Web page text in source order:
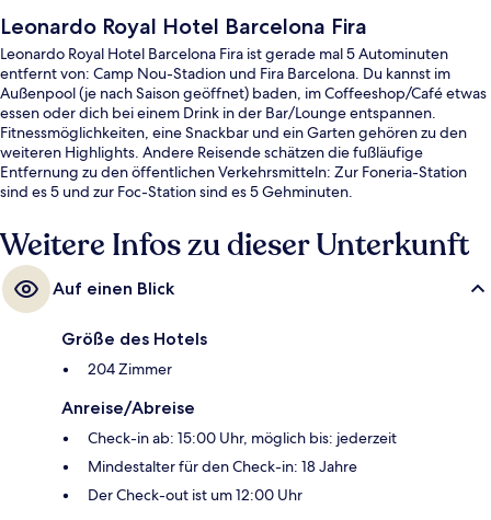
Leonardo Royal Hotel Barcelona Fira
Leonardo Royal Hotel Barcelona Fira ist gerade mal 5 Autominuten
entfernt von: Camp Nou-Stadion und Fira Barcelona. Du kannst im
Außenpool (je nach Saison geöffnet) baden, im Coffeeshop/Café etwas
essen oder dich bei einem Drink in der Bar/Lounge entspannen.
Fitnessmöglichkeiten, eine Snackbar und ein Garten gehören zu den
weiteren Highlights. Andere Reisende schätzen die fußläufige
Entfernung zu den öffentlichen Verkehrsmitteln: Zur Foneria-Station
sind es 5 und zur Foc-Station sind es 5 Gehminuten.
Weitere Infos zu dieser Unterkunft
Auf einen Blick
Größe des Hotels
204 Zimmer
Anreise/Abreise
Check-in ab: 15:00 Uhr, möglich bis: jederzeit
Mindestalter für den Check-in: 18 Jahre
Der Check-out ist um 12:00 Uhr